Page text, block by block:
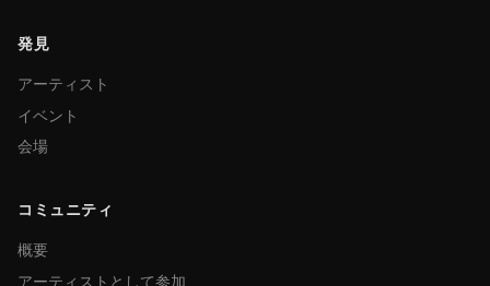
発見
アーティスト
イベント
会場
コミュニティ
概要
アーティストとして参加